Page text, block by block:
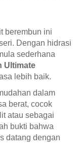
berembun ini
Dengan hidrasi
sederhana
Ultimate
lebih baik.
dalam
berat, cocok
atau sebagai
bukti bahwa
datang dengan